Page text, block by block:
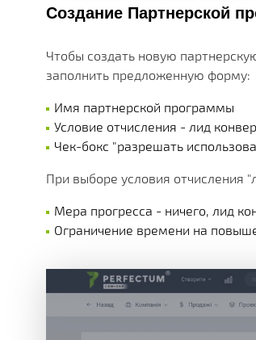
Создание Партнерской
Чтобы создать новую
заполнить предложенную форму:
Имя партнерской программы
Условие отчисления - лид
Чек-бокс "разрешать
При выборе условия отчисления
Мера прогресса - ничего, лид
Ограничение времени на